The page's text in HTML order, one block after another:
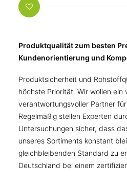
Produktqualität zum besten
Kundenorientierung und
Produktsicherheit und
höchste Priorität. Wir wollen ein
verantwortungsvoller Partner
Regelmäßig stellen Experten
Untersuchungen sicher, dass
unseres Sortiments konstant
gleichbleibenden Standard zu
Deutschland bei einem